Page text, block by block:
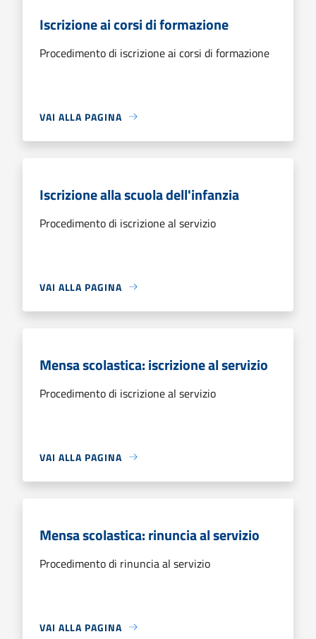
Iscrizione ai corsi di formazione
Procedimento di iscrizione ai corsi di formazione
VAI ALLA PAGINA
Iscrizione alla scuola dell'infanzia
Procedimento di iscrizione al servizio
VAI ALLA PAGINA
Mensa scolastica: iscrizione al servizio
Procedimento di iscrizione al servizio
VAI ALLA PAGINA
Mensa scolastica: rinuncia al servizio
Procedimento di rinuncia al servizio
VAI ALLA PAGINA